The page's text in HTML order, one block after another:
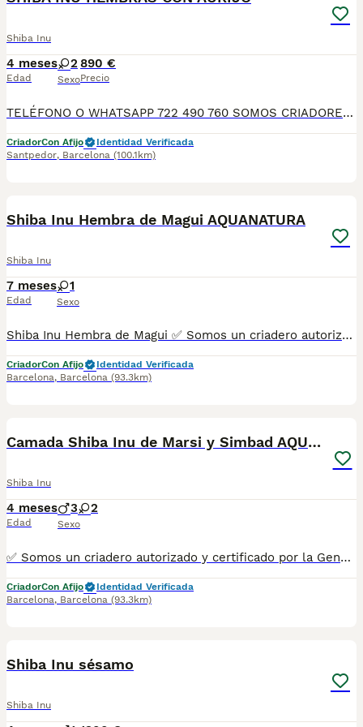
Shiba Inu
4 meses
Edad
2
Sexo
890 €
Precio
TELÉFONO O WHATSAPP 722 490 760 SOMOS CRIADORES DIRECTOS SIN INTERMEDIARIOS! MÁS DE 20 AÑOS EN EL SECTOR NOS AVALAN, VALORANDO TANTO LA CRIA RESPONSABLE COMO TAMBIÉN LA SELECCIÓN PARA MEJORAR LA RAZA DURANTE TODOS ESTOS AÑOS. NUESTROS CACHORROS SE ENTREGAN PREVIAMENTE REVISADOS POR NUESTRO VETERINARIO PROFESIONAL Y BAJO LOS MAS ESTRICTOS CONTROLES DE SALUD, HACEMOS HINCAPIÉ EN SU SOCIABILIZACIÓN PARA SU CORRECTO DESARROLLO NEUROLOGICO! Y OS ASESORAMOS ANTES DURANTE Y DESPUES DE LA ENTREGA PARA QUE TODO SEA LO MAS AFABLE Y FACIL POSIBLE DURANTE LA ADAPTACION! NUESTROS BEBES SE ENTREGAN A PARTIR DE LOS DOS MESES CON SUS VACUNAS AL DIA, DESPARASITADOS Y CON GARANTIAS DE SALUD, MICROCHIP Y CARTILLA DE VACUNACION! SI BUSCAS UN COMPAÑERO SANO Y EQUILIBRADO ESTE ES EL LUGAR, TE ASESORAREMOS DURANTE TODO EL PROCESO NO DUDES EN CONSULTAR POR NUESTROS PEQUES AL 722 490 760
CriadorCon Afijo
Identidad Verificada
Santpedor, Barcelona (100.1km)
Shiba Inu Hembra de Magui AQUANATURA
Shiba Inu
7 meses
Edad
1
Sexo
Shiba Inu Hembra de Magui ✅ Somos un criadero autorizado y certificado por la Generalitat de Catalunya bajo el número de Núcleo Zoológico G25/00314. PARA MÁS INFORMACIÓN: ☎️ 933095977 📱 685878504 / 674320847 💻 Más fotos y vídeos en nuestra web www.aquanatura.es 🚙 Hacemos envíos 📌 Calle Roger de Flor 45, muy cerca del Arc de Triomf de Barcelona, de Lunes a Sábados. Se entregan con sus vacunas, desparasitados interna y externamente, con microchip y su registro, cartilla sanitaria y contrato de garantías, documentación legal y factura. AQUANATURA
CriadorCon Afijo
Identidad Verificada
Barcelona, Barcelona (93.3km)
Camada Shiba Inu de Marsi y Simbad AQUANATURA
Shiba Inu
4 meses
Edad
3 2
Sexo
✅ Somos un criadero autorizado y certificado por la Generalitat de Catalunya bajo el número de Núcleo Zoológico G25/00314. PARA MÁS INFORMACIÓN: ☎️ 933095977 📱 685878504 / 674320847 🐶 Programa una visita para conocerlos 💻 Más fotos y vídeos en nuestra web www.aquanatura.es 🚙 Hacemos envíos 📌 Calle Roger de Flor 45, muy cerca del Arc de Triomf de Barcelona, de Lunes a Sábados. Se entregan con sus vacunas, desparasitados interna y externamente, con microchip y su registro, cartilla sanitaria y contrato de garantías, documentación legal y factura.
CriadorCon Afijo
Identidad Verificada
Barcelona, Barcelona (93.3km)
Shiba Inu sésamo
Shiba Inu